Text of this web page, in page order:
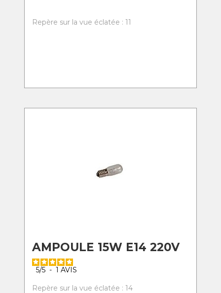
Repère sur la vue éclatée : 11
AMPOULE 15W E14 220V
5/5 - 1 AVIS
Repère sur la vue éclatée : 14